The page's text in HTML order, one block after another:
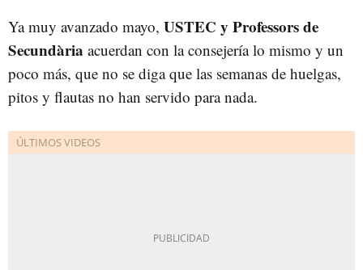
Ya muy avanzado mayo, USTEC y Professors de
Secundària acuerdan con la consejería lo mismo y un
poco más, que no se diga que las semanas de huelgas,
pitos y flautas no han servido para nada.